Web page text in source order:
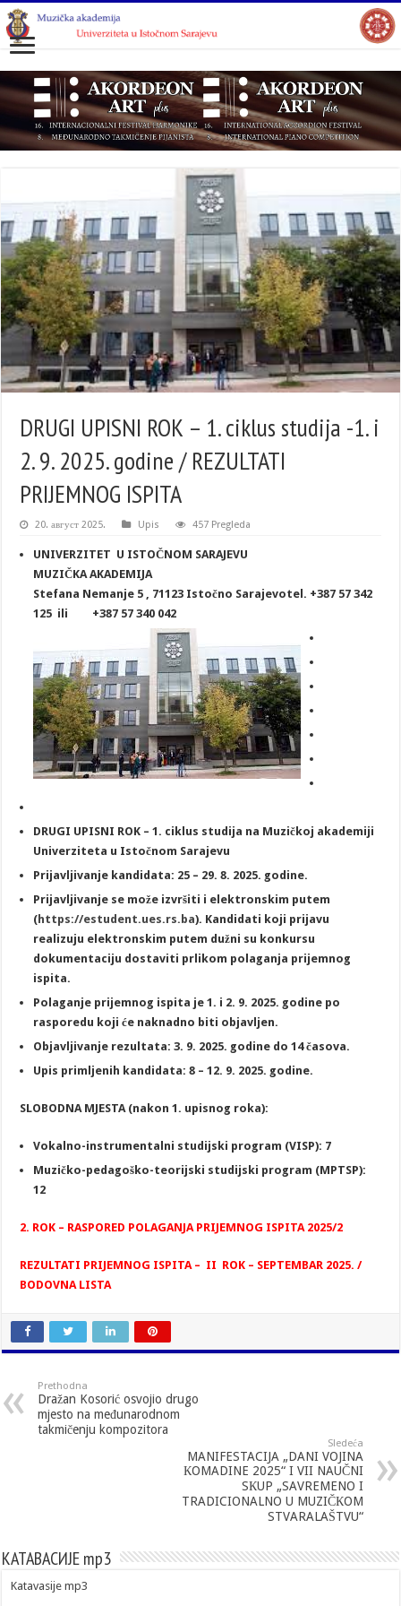
DRUGI UPISNI ROK – 1. ciklus studija -1. i
2. 9. 2025. godine / REZULTATI
PRIJEMNOG ISPITA
20. август 2025. Upis 457 Pregleda
UNIVERZITET U ISTOČNOM SARAJEVU
MUZIČKA AKADEMIJA
Stefana Nemanje 5 , 71123 Istočno Sarajevotel. +387 57 342
125 ili +387 57 340 042
DRUGI UPISNI ROK –1. ciklus studija na Muzičkoj akademiji
Univerziteta u Istočnom Sarajevu
Prijavljivanje kandidata: 25 – 29. 8. 2025. godine.
Prijavljivanje se može izvršiti i elektronskim putem
( https://estudent.ues.rs.ba). Kandidati koji prijavu
realizuju elektronskim putem dužni su konkursu
dokumentaciju dostaviti prlikom polaganja prijemnog
ispita.
Polaganje prijemnog ispita je 1. i 2. 9. 2025. godine po
rasporedu koji će naknadno biti objavljen.
Objavljivanje rezultata: 3. 9. 2025. godine do 14 časova.
Upis primljenih kandidata: 8 – 12. 9. 2025. godine.
SLOBODNA MJESTA(nakon 1. upisnog roka):
Vokalno-instrumentalni studijski program (VISP): 7
Muzičko-pedagoško-teorijski studijski program (MPTSP):
12
2. ROK – RASPORED POLAGANJA PRIJEMNOG ISPITA 2025/2
REZULTATI PRIJEMNOG ISPITA – II ROK – SEPTEMBAR 2025. /
BODOVNA LISTA
Prethodna
Dražan Kosorić osvojio drugo
mjesto na međunarodnom
takmičenju kompozitora
Sledeća
MANIFESTACIJA „DANI VOJINA
КOMADINE 2025“ I VII NAUČNI
SКUP „SAVREMENO I
TRADICIONALNO U MUZIČКOM
STVARALAŠTVU“
КАТАВАСИЈЕ mp3
Katavasije mp3